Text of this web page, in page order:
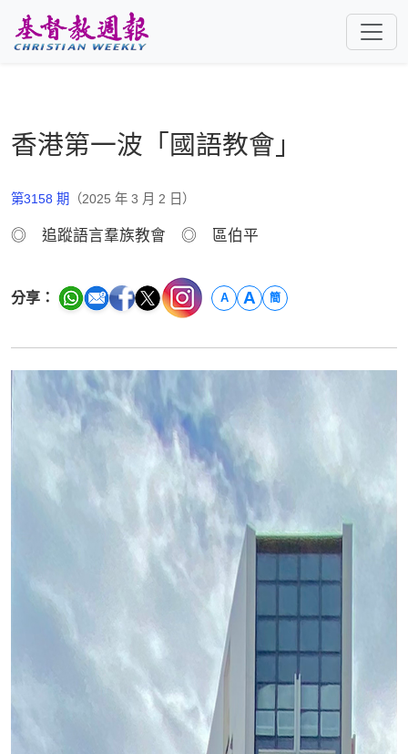
香港第一波「國語教會」
第3158 期 （2025 年 3 月 2 日）
◎ 追蹤語言羣族教會 ◎ 區伯平
分享： A A 簡